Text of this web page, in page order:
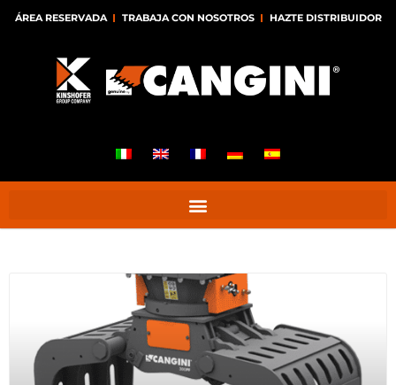
ÁREA RESERVADA TRABAJA CON NOSOTROS HAZTE DISTRIBUIDOR